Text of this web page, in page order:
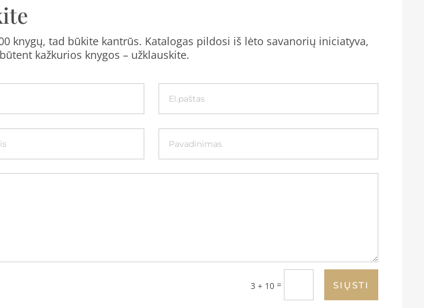
knygų, tad būkite kantrūs. Katalogas pildosi iš lėto savanorių iniciatyva,
kažkurios knygos – užklauskite.
3 + 10 = SIŲSTI